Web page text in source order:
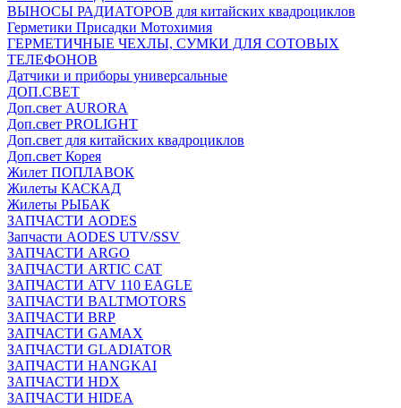
ВЫНОСЫ РАДИАТОРОВ для китайских квадроциклов
Герметики Присадки Мотохимия
ГЕРМЕТИЧНЫЕ ЧЕХЛЫ, СУМКИ ДЛЯ СОТОВЫХ
ТЕЛЕФОНОВ
Датчики и приборы универсальные
ДОП.СВЕТ
Доп.свет AURORA
Доп.свет PROLIGHT
Доп.свет для китайских квадроциклов
Доп.свет Корея
Жилет ПОПЛАВОК
Жилеты КАСКАД
Жилеты РЫБАК
ЗАПЧАСТИ AODES
Запчасти AODES UTV/SSV
ЗАПЧАСТИ ARGO
ЗАПЧАСТИ ARTIC CAT
ЗАПЧАСТИ ATV 110 EAGLE
ЗАПЧАСТИ BALTMOTORS
ЗАПЧАСТИ BRP
ЗАПЧАСТИ GAMAX
ЗАПЧАСТИ GLADIATOR
ЗАПЧАСТИ HANGKAI
ЗАПЧАСТИ HDX
ЗАПЧАСТИ HIDEA